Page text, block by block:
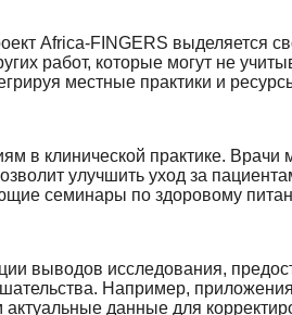
Africa-FINGERS выделяется
работ, которые могут не
местные практики и
в клинической практике. Врачи
улучшить уход за
семинары по здоровому
выводов исследования,
Например,
данные для